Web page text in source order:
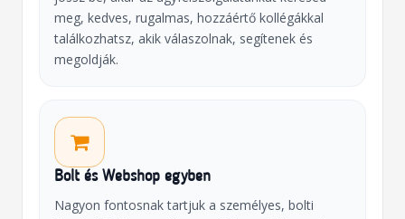
meg, kedves, rugalmas, hozzáértő kollégákkal
találkozhatsz, akik válaszolnak, segítenek és
megoldják.
Bolt és Webshop egyben
Nagyon fontosnak tartjuk a személyes, bolti